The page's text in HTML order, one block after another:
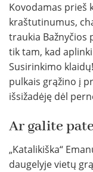
Kovodamas prieš
kraštutinumus,
traukia Bažnyčios
tik tam, kad
Susirinkimo
pulkais grąžino į
išsižadėję dėl
Ar galite
„Katalikiška“
daugelyje vietų